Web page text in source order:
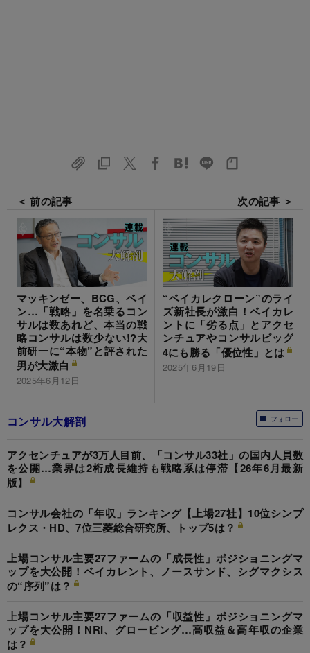
＜ 前の記事
マッキンゼー、BCG、ベイ
ン…「戦略」を名乗るコン
サルは数あれど、本当の戦
略コンサルは数少ない!?大
前研一に“本物”と評された
男が大激白
2025年6月12日
次の記事 ＞
“ベイカレクローン”のライ
ズ新社長が激白！ベイカレ
ントに「劣る点」とアクセ
ンチュアやコンサルビッグ
4にも勝る「優位性」とは
2025年6月19日
フォロー
コンサル大解剖
アクセンチュアが3万人目前、「コンサル33社」の国内人員数
を公開…業界は2桁成長維持も戦略系は停滞【26年6月最新
版】
コンサル会社の「年収」ランキング【上場27社】10位シンプ
レクス・HD、7位三菱総合研究所、トップ5は？
上場コンサル主要27ファームの「成長性」ポジショニングマ
ップを大公開！ベイカレント、ノースサンド、シグマクシス
の“序列”は？
上場コンサル主要27ファームの「収益性」ポジショニングマ
ップを大公開！NRI、グロービング…高収益＆高年収の企業
は？